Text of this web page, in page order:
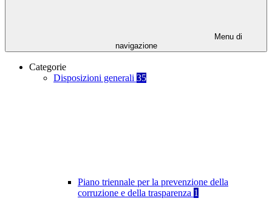
Menu di
navigazione
Categorie
Disposizioni generali 35
Piano triennale per la prevenzione della
corruzione e della trasparenza 1